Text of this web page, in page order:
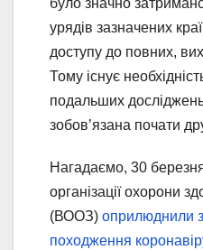
було значно
урядів зазначених
доступу до повних,
Тому існує
подальших
зобов’язана почати
Нагадаємо, 30
організації охорони
(ВООЗ) оприлюднили
походження